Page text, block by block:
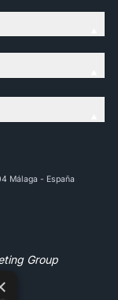
Málaga - España
Group